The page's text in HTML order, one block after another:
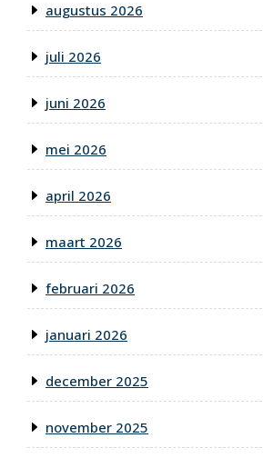
augustus 2026
juli 2026
juni 2026
mei 2026
april 2026
maart 2026
februari 2026
januari 2026
december 2025
november 2025